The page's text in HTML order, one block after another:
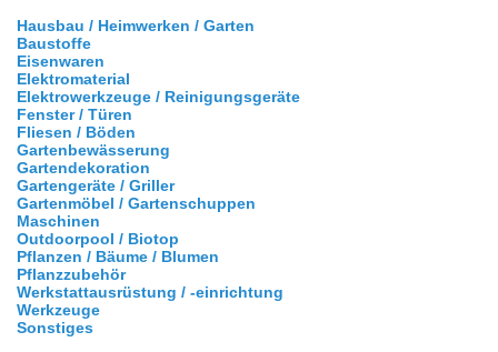
Hausbau / Heimwerken / Garten
Baustoffe
Eisenwaren
Elektromaterial
Elektrowerkzeuge / Reinigungsgeräte
Fenster / Türen
Fliesen / Böden
Gartenbewässerung
Gartendekoration
Gartengeräte / Griller
Gartenmöbel / Gartenschuppen
Maschinen
Outdoorpool / Biotop
Pflanzen / Bäume / Blumen
Pflanzzubehör
Werkstattausrüstung / -einrichtung
Werkzeuge
Sonstiges